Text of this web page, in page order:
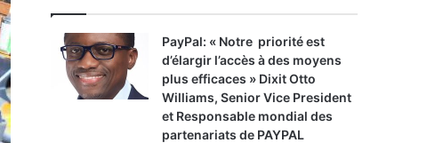
PayPal: « Notre priorité est
d’élargir l’accès à des moyens
plus efficaces » Dixit Otto
Williams, Senior Vice President
et Responsable mondial des
partenariats de PAYPAL